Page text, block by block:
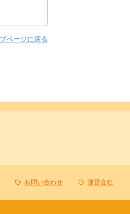
ページに戻る
お問い合わせ 運営会社